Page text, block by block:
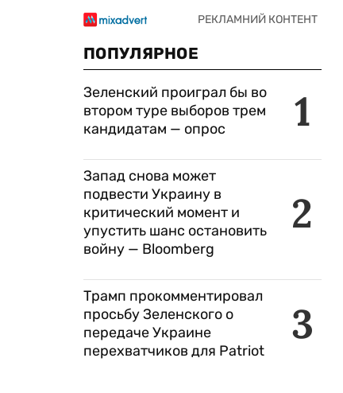
ПОПУЛЯРНОЕ
1
Зеленский проиграл бы во
втором туре выборов трем
кандидатам — опрос
2
Запад снова может
подвести Украину в
критический момент и
упустить шанс остановить
войну — Bloomberg
3
Трамп прокомментировал
просьбу Зеленского о
передаче Украине
перехватчиков для Patriot